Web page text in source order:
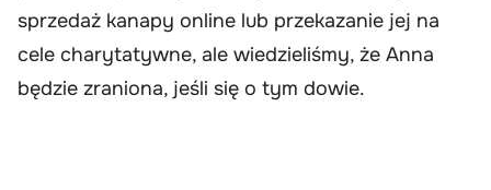
sprzedaż kanapy online lub przekazanie jej na
cele charytatywne, ale wiedzieliśmy, że Anna
będzie zraniona, jeśli się o tym dowie.